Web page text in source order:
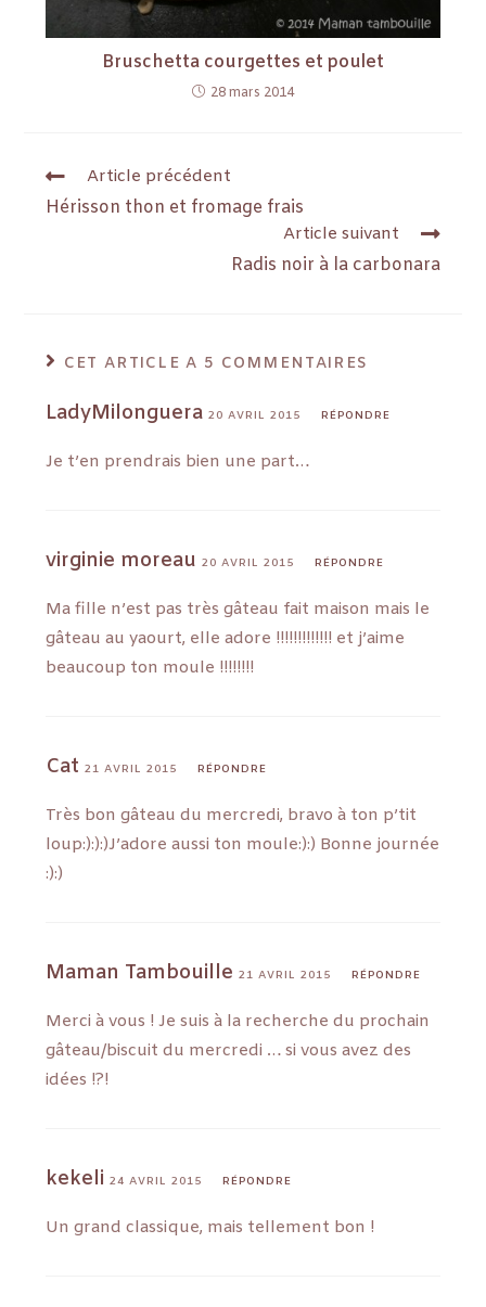
Bruschetta courgettes et poulet
28 mars 2014
Article précédent
Hérisson thon et fromage frais
Article suivant
Radis noir à la carbonara
CET ARTICLE A 5 COMMENTAIRES
LadyMilonguera 20 AVRIL 2015 RÉPONDRE
Je t’en prendrais bien une part…
virginie moreau 20 AVRIL 2015 RÉPONDRE
Ma fille n’est pas très gâteau fait maison mais le
gâteau au yaourt, elle adore !!!!!!!!!!!!! et j’aime
beaucoup ton moule !!!!!!!!
Cat 21 AVRIL 2015 RÉPONDRE
Très bon gâteau du mercredi, bravo à ton p’tit
loup:):):)J’adore aussi ton moule:):) Bonne journée
:):)
Maman Tambouille 21 AVRIL 2015 RÉPONDRE
Merci à vous ! Je suis à la recherche du prochain
gâteau/biscuit du mercredi … si vous avez des
idées !?!
kekeli 24 AVRIL 2015 RÉPONDRE
Un grand classique, mais tellement bon !